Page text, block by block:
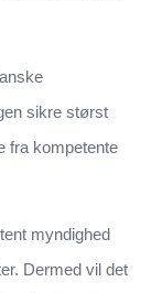
sikre størst
fra kompetente
myndighed
Dermed vil det